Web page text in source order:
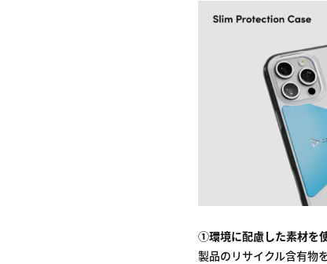
①環境に配慮した素材を
製品のリサイクル含有物